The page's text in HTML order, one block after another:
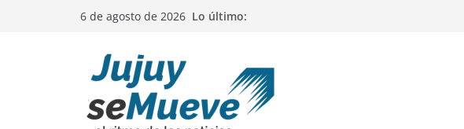
6 de agosto de 2026 Lo último: